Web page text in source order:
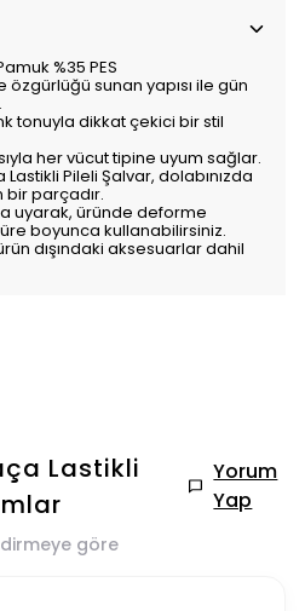
%35 PES
sunan yapısı ile gün
tonuyla dikkat çekici bir stil
her vücut tipine uyum sağlar.
Pileli Şalvar, dolabınızda
bir parçadır.
uyarak, üründe deforme
boyunca kullanabilirsiniz.
dışındaki aksesuarlar dahil
Lastikli
Yorum
Yap
göre